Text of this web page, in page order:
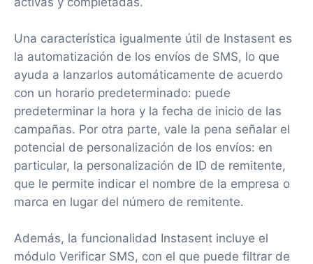
Una característica igualmente útil de Instasent es
la automatización de los envíos de SMS, lo que
ayuda a lanzarlos automáticamente de acuerdo
con un horario predeterminado: puede
predeterminar la hora y la fecha de inicio de las
campañas. Por otra parte, vale la pena señalar el
potencial de personalización de los envíos: en
particular, la personalización de ID de remitente,
que le permite indicar el nombre de la empresa o
marca en lugar del número de remitente.
Además, la funcionalidad Instasent incluye el
módulo Verificar SMS, con el que puede filtrar de